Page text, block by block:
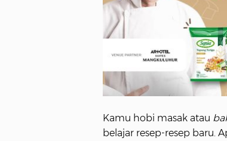
Kamu hobi masak atau
belajar resep-resep baru.